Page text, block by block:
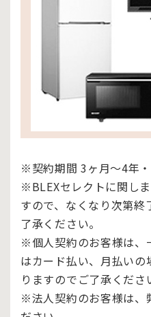
※契約期間 3ヶ月～4年
※BLEXセレクトに関し
すので、なくなり次第
了承ください。
※個人契約のお客様は、
はカード払い、月払い
りますのでご了承くださ
※法人契約のお客様は、